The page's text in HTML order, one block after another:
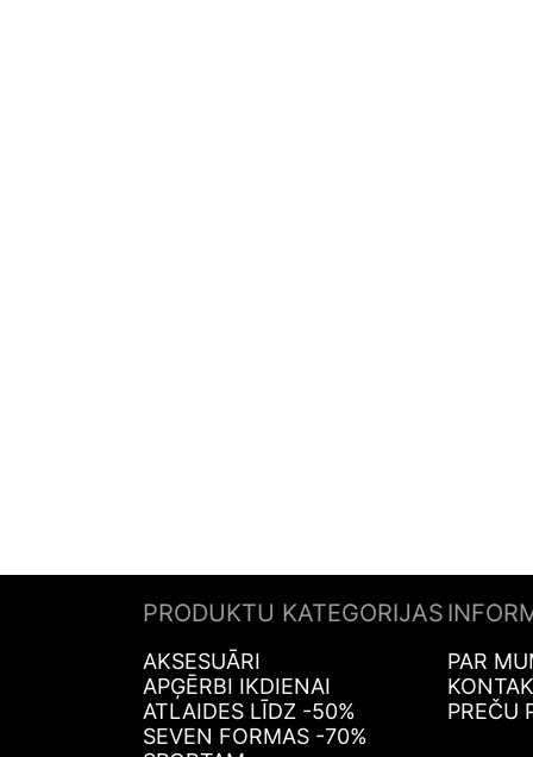
PRODUKTU KATEGORIJAS
AKSESUĀRI
APĢĒRBI IKDIENAI
ATLAIDES LĪDZ -50%
SEVEN FORMAS -70%
PAR
PREČU